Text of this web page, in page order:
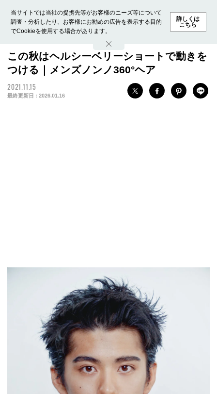
当サイトでは当社の提携先等がお客様のニーズ等について
調査・分析したり、お客様にお勧めの広告を表示する目的
でCookieを使用する場合があります。
詳しくは
こちら
ホーム モデル募集 ランキング ファッション ビューテ
この秋はヘルシーベリーショートで動きを
つける｜メンズノンノ360°ヘア
2021.11.15
最終更新日 : 2026.01.16